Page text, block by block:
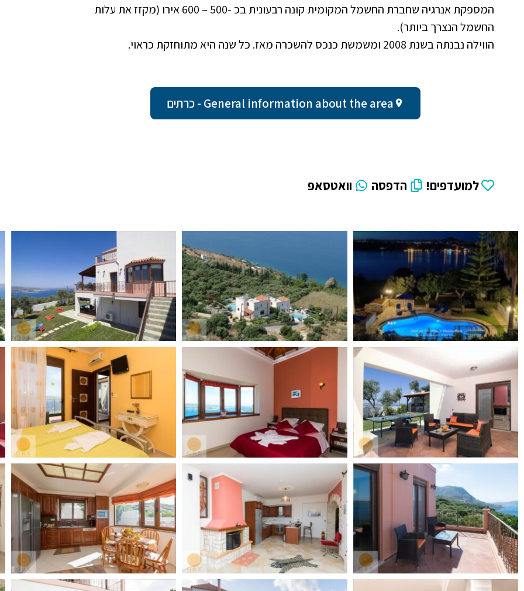
המספקת אנרגיה שחברת החשמל המקומית קונה רבעונית בכ -500 – 600 אירו (מקזז את עלות
החשמל הנצרך ביותר).
הווילה נבנתה בשנת 2008 ומשמשת כנכס להשכרה מאז. כל שנה היא מתוחזקת כראוי.
General information about the area - כרתים
למועדפים! הדפסה וואטסאפ